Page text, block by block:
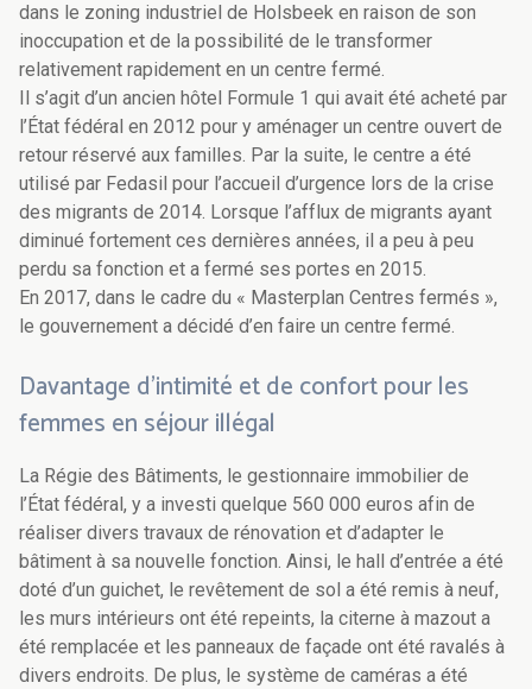
dans le zoning industriel de Holsbeek en raison de son
inoccupation et de la possibilité de le transformer
relativement rapidement en un centre fermé.
Il s’agit d’un ancien hôtel Formule 1 qui avait été acheté par
l’État fédéral en 2012 pour y aménager un centre ouvert de
retour réservé aux familles. Par la suite, le centre a été
utilisé par Fedasil pour l’accueil d’urgence lors de la crise
des migrants de 2014. Lorsque l’afflux de migrants ayant
diminué fortement ces dernières années, il a peu à peu
perdu sa fonction et a fermé ses portes en 2015.
En 2017, dans le cadre du « Masterplan Centres fermés »,
le gouvernement a décidé d’en faire un centre fermé.
Davantage d’intimité et de confort pour les
femmes en séjour illégal
La Régie des Bâtiments, le gestionnaire immobilier de
l’État fédéral, y a investi quelque 560 000 euros afin de
réaliser divers travaux de rénovation et d’adapter le
bâtiment à sa nouvelle fonction. Ainsi, le hall d’entrée a été
doté d’un guichet, le revêtement de sol a été remis à neuf,
les murs intérieurs ont été repeints, la citerne à mazout a
été remplacée et les panneaux de façade ont été ravalés à
divers endroits. De plus, le système de caméras a été